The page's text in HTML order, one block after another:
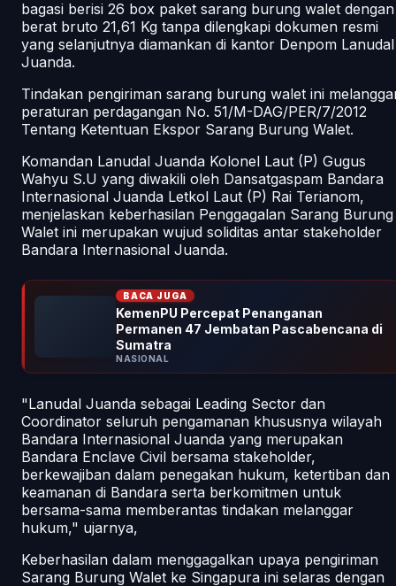
bagasi berisi 26 box paket sarang burung walet dengan
berat bruto 21,61 Kg tanpa dilengkapi dokumen resmi
yang selanjutnya diamankan di kantor Denpom Lanudal
Juanda.
Tindakan pengiriman sarang burung walet ini
peraturan perdagangan No. 51/M-DAG/PER/7/2012
Tentang Ketentuan Ekspor Sarang Burung Walet.
Komandan Lanudal Juanda Kolonel Laut (P) Gugus
Wahyu S.U yang diwakili oleh Dansatgaspam Bandara
Internasional Juanda Letkol Laut (P) Rai Terianom,
menjelaskan keberhasilan Penggagalan Sarang Burung
Walet ini merupakan wujud soliditas antar stakeholder
Bandara Internasional Juanda.
BACA JUGA
KemenPU Percepat Penanganan
Permanen 47 Jembatan Pascabencana di
Sumatra
NASIONAL
"Lanudal Juanda sebagai Leading Sector dan
Coordinator seluruh pengamanan khususnya wilayah
Bandara Internasional Juanda yang merupakan
Bandara Enclave Civil bersama stakeholder,
berkewajiban dalam penegakan hukum, ketertiban dan
keamanan di Bandara serta berkomitmen untuk
bersama-sama memberantas tindakan melanggar
hukum," ujarnya,
Keberhasilan dalam menggagalkan upaya pengiriman
Sarang Burung Walet ke Singapura ini selaras dengan